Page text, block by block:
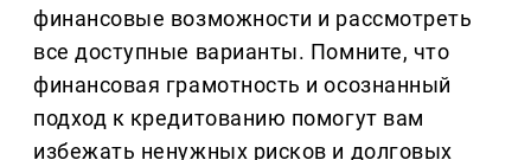
финансовые возможности и рассмотреть
все доступные варианты. Помните, что
финансовая грамотность и осознанный
подход к кредитованию помогут вам
избежать ненужных рисков и долговых